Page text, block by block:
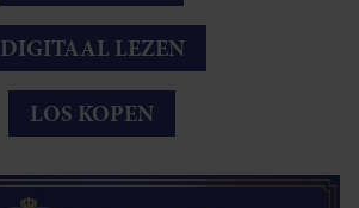
DIGITAAL LEZEN
LOS KOPEN